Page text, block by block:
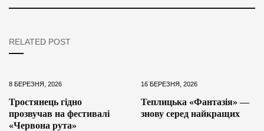
RELATED POST
8 БЕРЕЗНЯ, 2026
Тростянець гідно
прозвучав на фестивалі
«Червона рута»
16 БЕРЕЗНЯ, 2026
Теплицька «Фантазія» —
знову серед найкращих